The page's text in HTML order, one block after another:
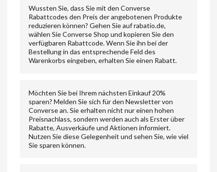
Wussten Sie, dass Sie mit den Converse
Rabattcodes den Preis der angebotenen Produkte
reduzieren können? Gehen Sie auf rabatio.de,
wählen Sie Converse Shop und kopieren Sie den
verfügbaren Rabattcode. Wenn Sie ihn bei der
Bestellung in das entsprechende Feld des
Warenkorbs eingeben, erhalten Sie einen Rabatt.
Möchten Sie bei Ihrem nächsten Einkauf 20%
sparen? Melden Sie sich für den Newsletter von
Converse an. Sie erhalten nicht nur einen hohen
Preisnachlass, sondern werden auch als Erster über
Rabatte, Ausverkäufe und Aktionen informiert.
Nutzen Sie diese Gelegenheit und sehen Sie, wie viel
Sie sparen können.